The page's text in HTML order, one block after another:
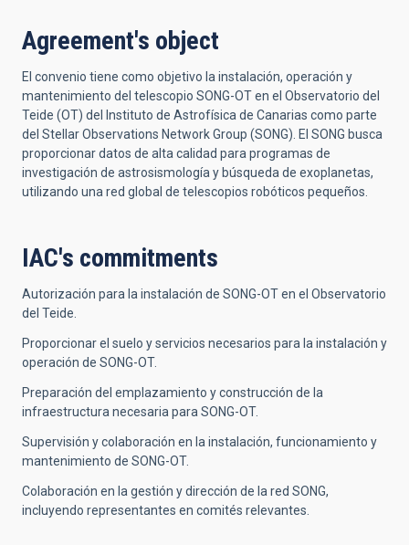
Agreement's object
El convenio tiene como objetivo la instalación, operación y
mantenimiento del telescopio SONG-OT en el Observatorio del
Teide (OT) del Instituto de Astrofísica de Canarias como parte
del Stellar Observations Network Group (SONG). El SONG busca
proporcionar datos de alta calidad para programas de
investigación de astrosismología y búsqueda de exoplanetas,
utilizando una red global de telescopios robóticos pequeños.
IAC's commitments
Autorización para la instalación de SONG-OT en el Observatorio
del Teide.
Proporcionar el suelo y servicios necesarios para la instalación y
operación de SONG-OT.
Preparación del emplazamiento y construcción de la
infraestructura necesaria para SONG-OT.
Supervisión y colaboración en la instalación, funcionamiento y
mantenimiento de SONG-OT.
Colaboración en la gestión y dirección de la red SONG,
incluyendo representantes en comités relevantes.